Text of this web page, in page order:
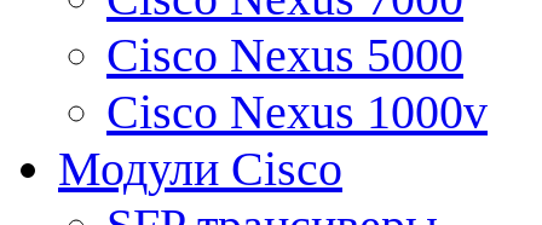
Cisco Nexus 5000
Cisco Nexus 1000v
Модули Cisco